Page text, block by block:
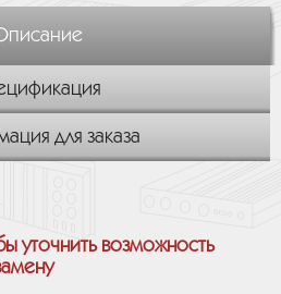
для заказа
уточнить возможность